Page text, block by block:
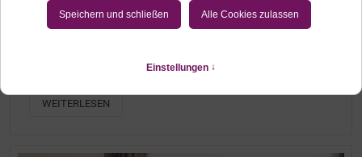
Portraits im Allgäu, für deine Website
WEITERLESEN